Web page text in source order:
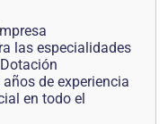
las especialidades
de experiencia
en todo el